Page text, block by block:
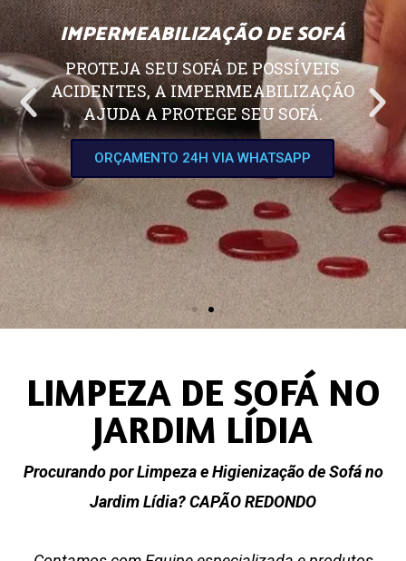
IMPERMEABILIZAÇÃO DE SOFÁ
PROTEJA SEU SOFÁ DE POSSÍVEIS
ACIDENTES, A IMPERMEABILIZAÇÃO
AJUDA A PROTEGE SEU SOFÁ.
ORÇAMENTO 24H VIA WHATSAPP
LIMPEZA DE SOFÁ NO
JARDIM LÍDIA
Procurando por Limpeza e Higienização de Sofá no
Jardim Lídia? CAPÃO REDONDO